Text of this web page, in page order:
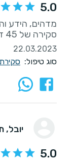
5.0
מדהים, הידע
סקירה של 45 דקות, יסודי ודייקן.
22.03.2023
סוג טיפול:
יובל,
5.0